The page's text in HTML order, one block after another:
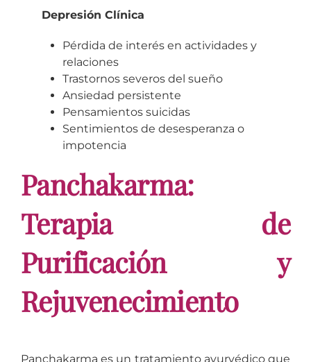
Depresión Clínica
Pérdida de interés en actividades y
relaciones
Trastornos severos del sueño
Ansiedad persistente
Pensamientos suicidas
Sentimientos de desesperanza o
impotencia
Panchakarma:
Terapia de
Purificación y
Rejuvenecimiento
Panchakarma es un tratamiento ayurvédico que